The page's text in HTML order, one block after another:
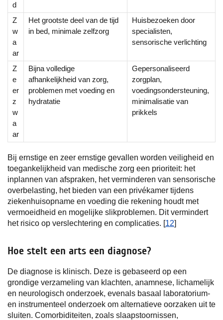
d
Z
w
a
ar
Het grootste deel van de tijd
in bed, minimale zelfzorg
Huisbezoeken door
specialisten,
sensorische verlichting
Z
e
er
z
w
a
ar
Bijna volledige
afhankelijkheid van zorg,
problemen met voeding en
hydratatie
Gepersonaliseerd
zorgplan,
voedingsondersteuning,
minimalisatie van
prikkels
Bij ernstige en zeer ernstige gevallen worden veiligheid en
toegankelijkheid van medische zorg een prioriteit: het
inplannen van afspraken, het verminderen van sensorische
overbelasting, het bieden van een privékamer tijdens
ziekenhuisopname en voeding die rekening houdt met
vermoeidheid en mogelijke slikproblemen. Dit vermindert
het risico op verslechtering en complicaties. [12]
Hoe stelt een arts een diagnose?
De diagnose is klinisch. Deze is gebaseerd op een
grondige verzameling van klachten, anamnese, lichamelijk
en neurologisch onderzoek, evenals basaal laboratorium-
en instrumenteel onderzoek om alternatieve oorzaken uit te
sluiten. Comorbiditeiten, zoals slaapstoornissen,